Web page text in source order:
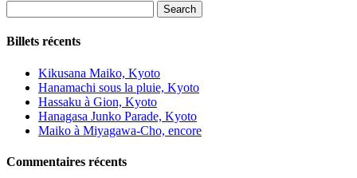
Billets récents
Kikusana Maiko, Kyoto
Hanamachi sous la pluie, Kyoto
Hassaku à Gion, Kyoto
Hanagasa Junko Parade, Kyoto
Maiko à Miyagawa-Cho, encore
Commentaires récents